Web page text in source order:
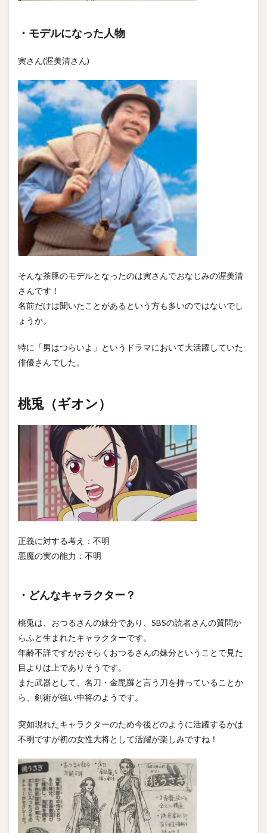
・モデルになった人物
寅さん(渥美清さん)
そんな茶豚のモデルとなったのは寅さんでおなじみの渥美清
さんです！
名前だけは聞いたことがあるという方も多いのではないでし
ょうか。
特に「男はつらいよ」というドラマにおいて大活躍していた
俳優さんでした。
桃兎（ギオン）
正義に対する考え：不明
悪魔の実の能力：不明
・どんなキャラクター？
桃兎は、おつるさんの妹分であり、SBSの読者さんの質問か
らふと生まれたキャラクターです。
年齢不詳ですがおそらくおつるさんの妹分ということで見た
目よりは上でありそうです。
また武器として、名刀・金毘羅と言う刀を持っていることか
ら、剣術が強い中将のようです。
突如現れたキャラクターのため今後どのように活躍するかは
不明ですが初の女性大将として活躍が楽しみですね！